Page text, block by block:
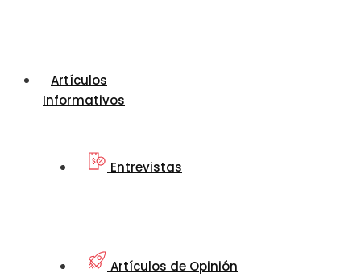
Artículos
Informativos
Entrevistas
Artículos de Opinión